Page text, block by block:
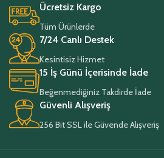
Ücretsiz Kargo
Tüm Ürünlerde
7/24 Canlı Destek
Kesintisiz Hizmet
15 İş Günü İçerisinde İade
Beğenmediğiniz Takdirde İade
Güvenli Alışveriş
256 Bit SSL ile Güvende Alışveriş